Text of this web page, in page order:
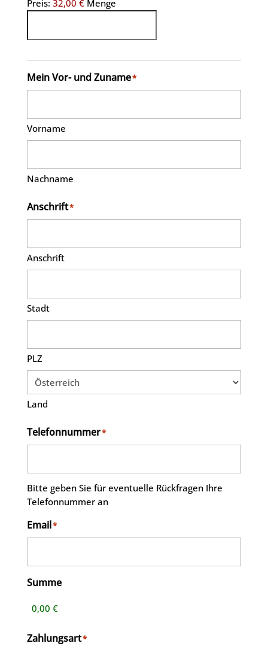
Preis: 32,00 € Menge
Mein Vor- und Zuname*
Vorname
Nachname
Anschrift*
Anschrift
Stadt
PLZ
Land
Telefonnummer*
Bitte geben Sie für eventuelle Rückfragen Ihre
Telefonnummer an
Email*
Summe
Zahlungsart*